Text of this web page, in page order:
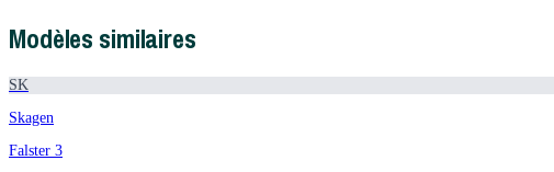
Modèles similaires
SK
Skagen
Falster 3